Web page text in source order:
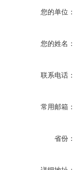
您的单位：
您的姓名：
联系电话：
常用邮箱：
省份：